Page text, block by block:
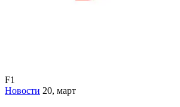
F1
Новости 20, март